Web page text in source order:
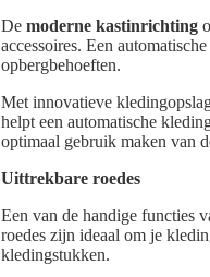
De moderne kastinrichting
accessoires. Een
opbergbehoeften.
Met innovatieve
helpt een automatische
optimaal gebruik maken van
Uittrekbare roedes
Een van de handige functies
roedes zijn ideaal om je
kledingstukken.